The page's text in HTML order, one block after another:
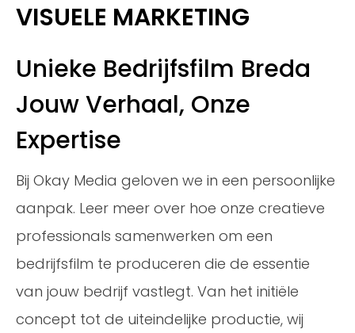
VISUELE MARKETING
Unieke Bedrijfsfilm Breda
Jouw Verhaal, Onze
Expertise
Bij Okay Media geloven we in een persoonlijke
aanpak. Leer meer over hoe onze creatieve
professionals samenwerken om een
bedrijfsfilm te produceren die de essentie
van jouw bedrijf vastlegt. Van het initiële
concept tot de uiteindelijke productie, wij